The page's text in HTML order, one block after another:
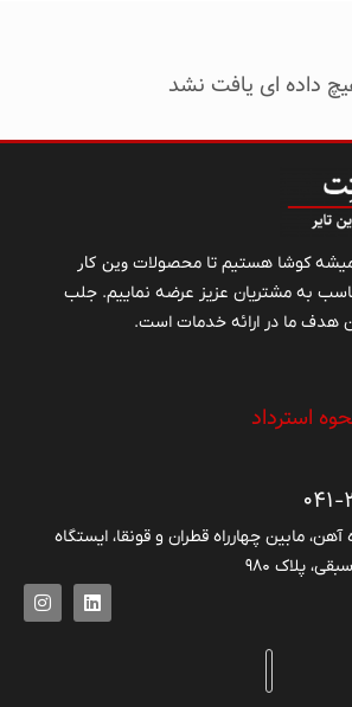
داده ای یافت نشد
کوشا هستیم تا محصولات وین کار
به مشتریان عزیز عرضه نماییم. جلب
هدف ما در ارائه خدمات است.
استرداد
آهن، مابین چهارراه قطران و قونقا، ایستگاه
پلاک ۹۸۰